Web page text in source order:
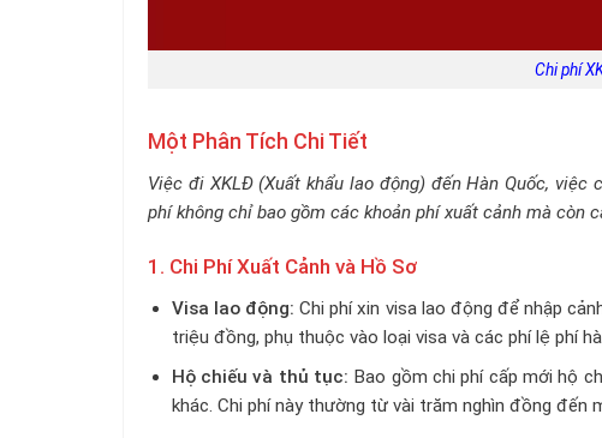
Chi phí
Một Phân Tích Chi Tiết
Việc đi XKLĐ (Xuất khẩu lao động) đến Hàn Quốc,
phí không chỉ bao gồm các khoản phí xuất cảnh mà còn
1. Chi Phí Xuất Cảnh và Hồ Sơ
Visa lao động: Chi phí xin visa lao động để nhập
triệu đồng, phụ thuộc vào loại visa và các phí lệ phí
Hộ chiếu và thủ tục: Bao gồm chi phí cấp mới hộ
khác. Chi phí này thường từ vài trăm nghìn đồng đến